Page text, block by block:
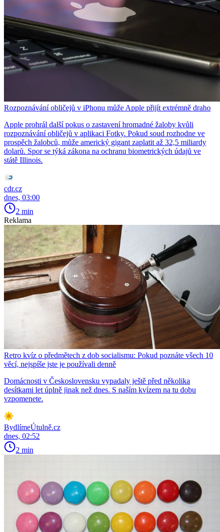
Rozpoznávání obličejů v iPhonu může Apple přijít extrémně draho
Apple prohrál další pokus o zastavení hromadné žaloby kvůli
rozpoznávání obličejů v aplikaci Fotky. Pokud soud rozhodne ve
prospěch žalobců, může americký gigant zaplatit až 32,5 miliardy
dolarů. Spor se týká zákona na ochranu biometrických údajů ve
státě Illinois.
cdr.cz
dnes, 03:00
2 min
Reklama
Retro kvíz o předmětech z dob socialismu: Pokud poznáte všech 10
věcí, nejspíše jste je používali denně
Domácnosti v Československu vypadaly ještě před několika
desítkami let úplně jinak než dnes. S naším kvízem na tu dobu
vzpomenete.
BydlímeÚtulně.cz
dnes, 02:52
2 min